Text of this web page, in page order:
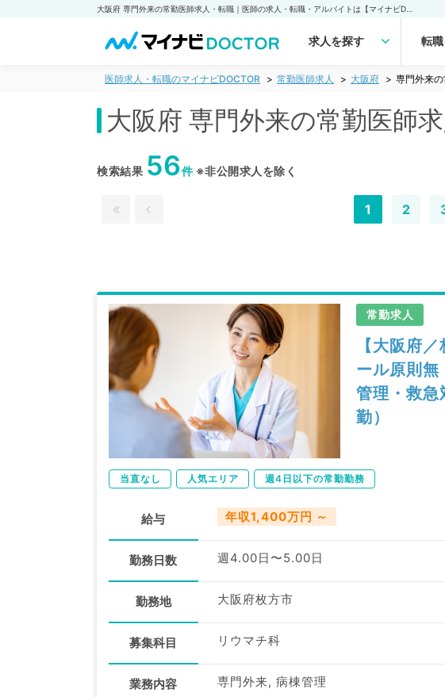
求人を探す 転
医師求人・転職のマイナビDOCTOR 常勤医師求人 大阪府 専門外来
大阪府 専門外来の常勤医師
検索結果 56件※非公開求人を除く
1 2
常勤求人
【大阪府
ール原則
管理・救急
勤）
当直なし 人気エリア 週4日以下の常勤勤務
給与 年収1,400万円 ～
勤務日数 週4.00日〜5.00日
勤務地 大阪府枚方市
募集科目 リウマチ科
業務内容 専門外来, 病棟管理